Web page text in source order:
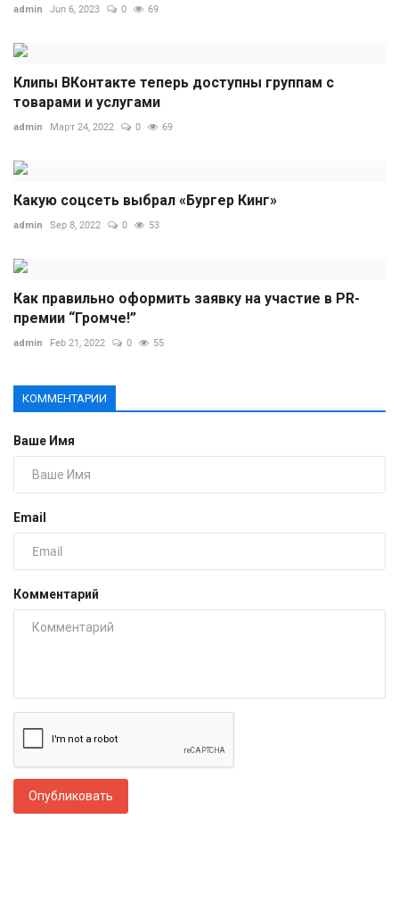
admin Jun 6, 2023 0 69
Клипы ВКонтакте теперь доступны группам с
товарами и услугами
admin Март 24, 2022 0 69
Какую соцсеть выбрал «Бургер Кинг»
admin Sep 8, 2022 0 53
Как правильно оформить заявку на участие в PR-
премии “Громче!”
admin Feb 21, 2022 0 55
КОММЕНТАРИИ
Ваше Имя
Email
Комментарий
Опубликовать